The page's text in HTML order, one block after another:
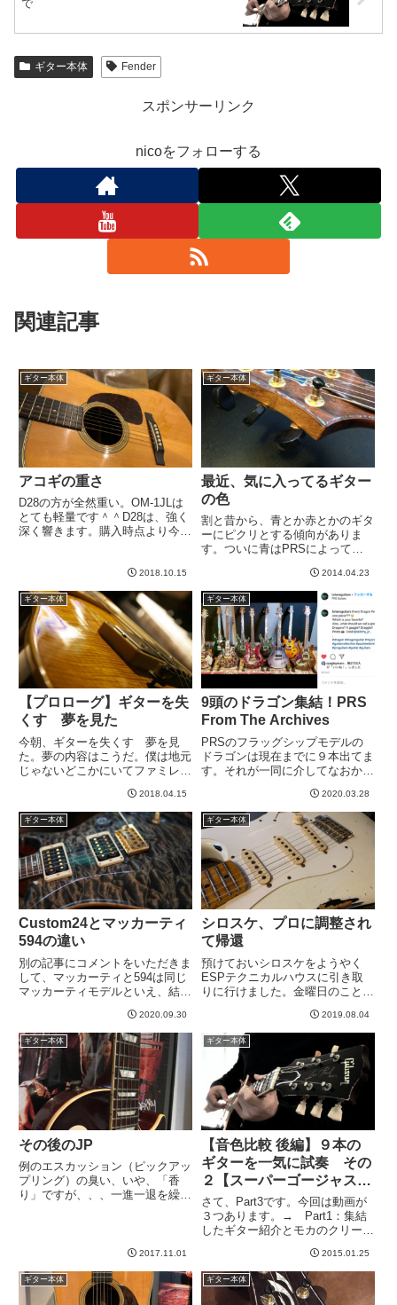
で
ギター本体 Fender
スポンサーリンク
nicoをフォローする
関連記事
ギター本体
アコギの重さ
D28の方が全然重い。OM-1JLは
とても軽量です＾＾D28は、強く
深く響きます。購入時点より今の
は、D28に比較すると、繊細で軽
やかな響きが魅力。テンションが
D28より高いの...
2018.10.15
ギター本体
最近、気に入ってるギター
の色
割と昔から、青とか赤とかのギタ
ーにピクリとする傾向がありま
す。ついに青はPRSによって終
変わった塗装のギターってやたら
惹かれます。※画像はダミーで
す。本文と関係ないですPRSの
ツートーンのやつとかもピクリと
きた...
2014.04.23
ギター本体
【プロローグ】ギターを失
くす 夢を見た
今朝、ギターを失くす 夢を見
た。夢の内容はこうだ。僕は地元
じゃないどこかにいてファミレス
た。時間はお昼より少し前。１０
時半くらいだったと思う。９９レ
モンの入ったソフトケースと、ど
ういうわけかエフェクターの入っ
た...
2018.04.15
ギター本体
9頭のドラゴン集結！PRS
From The Archives
PRSのフラッグシップモデルの
ドラゴンは現在までに９本出てま
す。それが一同に介してなおか
動画がPRSから出ました＾＾い
やー、これは貴重な動画。さて、
最新作の35thですが、動画内でポ
ールさんが面白いこと言ってま...
2020.03.28
ギター本体
Custom24とマッカーティ
594の違い
別の記事にコメントをいただきま
して、マッカーティと594は同じ
マッカーティモデルといえ、結構
やー、興味深い。。。さて、モデ
ルごとの違いで言えば、
Custom24とマッカーティの違い
はもっとわかりやすいですね。
C...
2020.09.30
ギター本体
シロスケ、プロに調整され
て帰還
預けておいシロスケをようやく
ESPテクニカルハウスに引き取
りに行けました。金曜日のことで
受けだしてきました。現象的に
は、15だか17フレットのチョー
キングすると音が詰まるというや
つで、ネックやらフレットすり合
わ...
2019.08.04
ギター本体
その後のJP
例のエスカッション（ピックアッ
プリング）の臭い、いや、「香
り」ですが、、、一進一退を繰り
でしょう、湿気とか気温とかある
タ...
2017.11.01
ギター本体
【音色比較 後編】９本の
ギターを一気に試奏 その
２【スーパーゴージャスギ
ター会】
さて、Part3です。今回は動画が
３つあります。→ Part1：集結
したギター紹介とモカのクリーン
あり】→ Part4: アンプ編ただ、
前回ほど、音色の違いを捉えられ
てない動画です。正直、私なんか
2015.01.25
ギター本体 ギター本体